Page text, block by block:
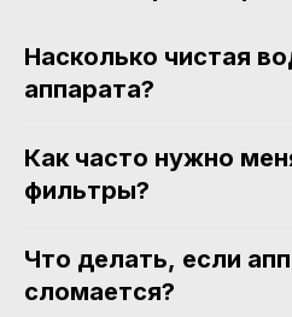
Насколько чистая
аппарата?
Как часто нужно
фильтры?
Что делать, если
сломается?